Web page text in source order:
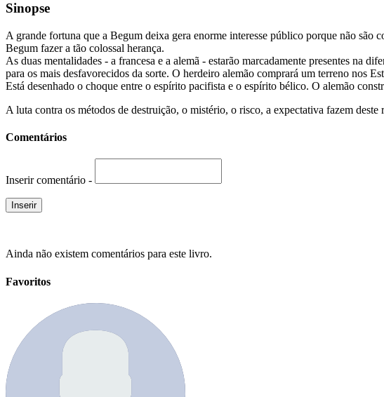
Sinopse
A grande fortuna que a Begum deixa gera enorme interesse público porque não são
Begum fazer a tão colossal herança.
As duas mentalidades - a francesa e a alemã - estarão marcadamente presentes na
para os mais desfavorecidos da sorte. O herdeiro alemão comprará um terreno nos
Está desenhado o choque entre o espírito pacifista e o espírito bélico. O alemão
A luta contra os métodos de destruição, o mistério, o risco, a expectativa fazem
Comentários
Inserir comentário -
Ainda não existem comentários para este livro.
Favoritos